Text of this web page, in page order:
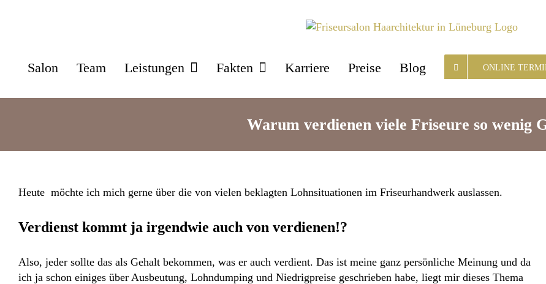
Salon Team Leistungen Fakten Karriere Preise Blog ONLINE
Warum verdienen viele Friseure so wenig
Heute möchte ich mich gerne über die von vielen beklagten Lohnsituationen im Friseurhandwerk auslassen.
Verdienst kommt ja irgendwie auch von verdienen!?
Also, jeder sollte das als Gehalt bekommen, was er auch verdient. Das ist meine ganz persönliche Meinung und da
ich ja schon einiges über Ausbeutung, Lohndumping und Niedrigpreise geschrieben habe, liegt mir dieses Thema